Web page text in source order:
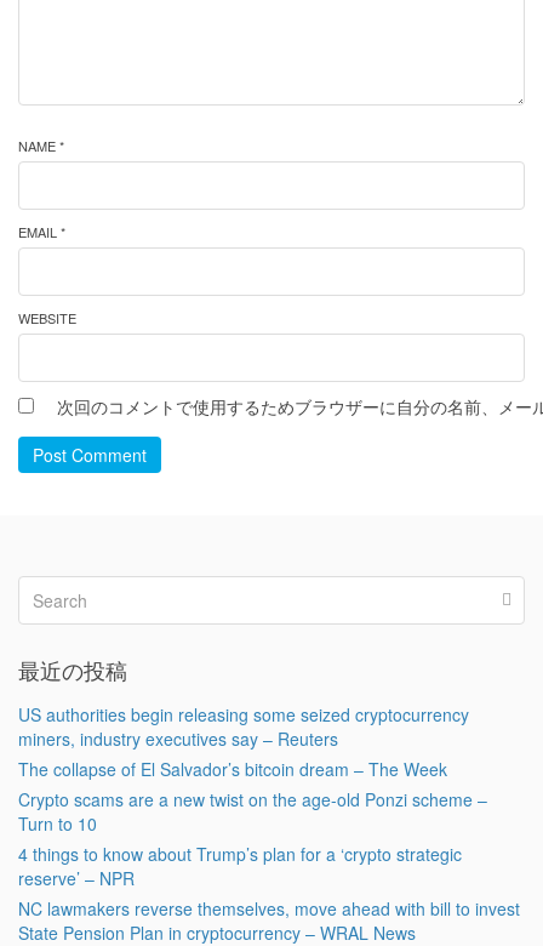
NAME *
EMAIL *
WEBSITE
次回のコメントで使用するためブラウザーに自分の名前、メー
Post Comment
最近の投稿
US authorities begin releasing some seized cryptocurrency
miners, industry executives say – Reuters
The collapse of El Salvador’s bitcoin dream – The Week
Crypto scams are a new twist on the age-old Ponzi scheme –
Turn to 10
4 things to know about Trump’s plan for a ‘crypto strategic
reserve’ – NPR
NC lawmakers reverse themselves, move ahead with bill to invest
State Pension Plan in cryptocurrency – WRAL News